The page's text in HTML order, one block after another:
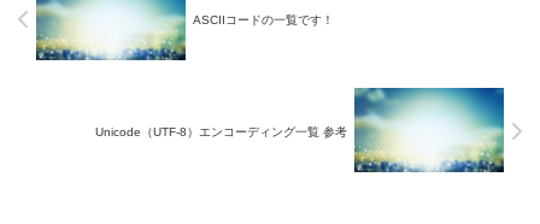
ASCIIコードの一覧です！
Unicode（UTF-8）エンコーディング一覧 参考